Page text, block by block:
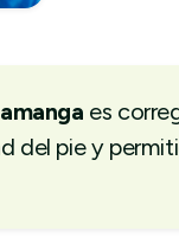
es
pie y